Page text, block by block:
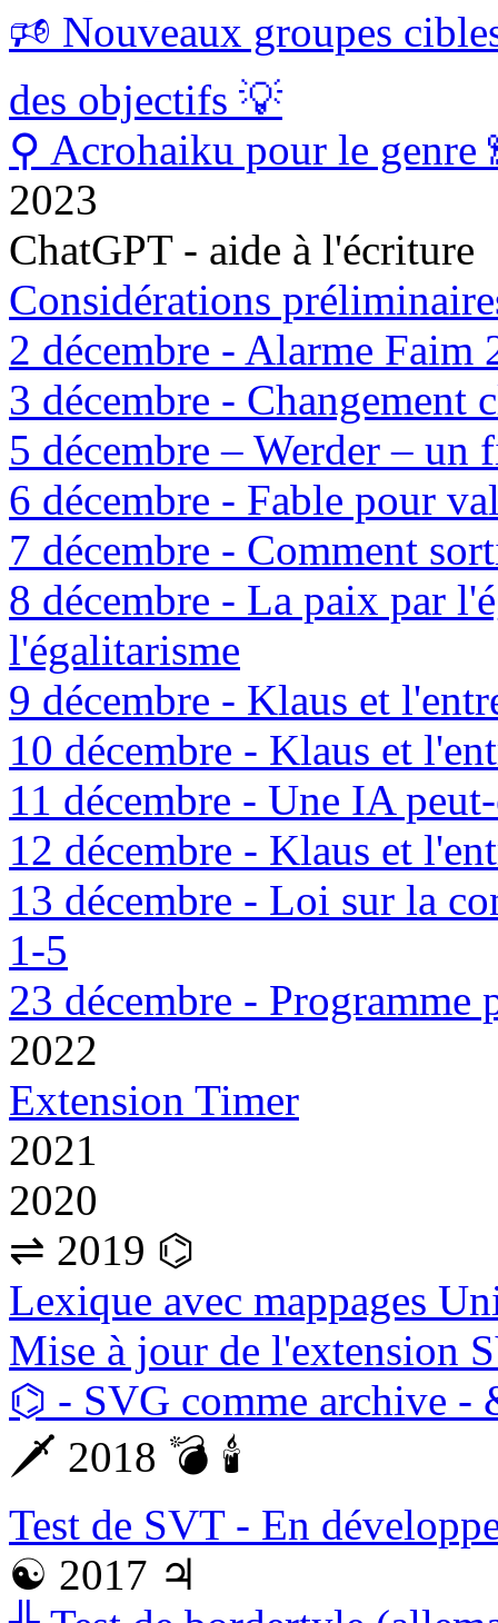
🕫 Nouveaux groupes
des objectifs 💡
⚲ Acrohaiku pour le genre
2023
ChatGPT - aide à l'écriture
Considérations
2 décembre - Alarme Faim
3 décembre - Changement
5 décembre – Werder – un
6 décembre - Fable pour
7 décembre - Comment
8 décembre - La paix par
l'égalitarisme
9 décembre - Klaus et
10 décembre - Klaus et
11 décembre - Une IA
12 décembre - Klaus et
13 décembre - Loi sur la
1-5
23 décembre - Programme
2022
Extension Timer
2021
2020
⇌ 2019 ⌬
Lexique avec mappages
Mise à jour de l'extension
⌬ - SVG comme archive -
🗡 2018 💣 🕯
Test de SVT - En
☯ 2017 ♃